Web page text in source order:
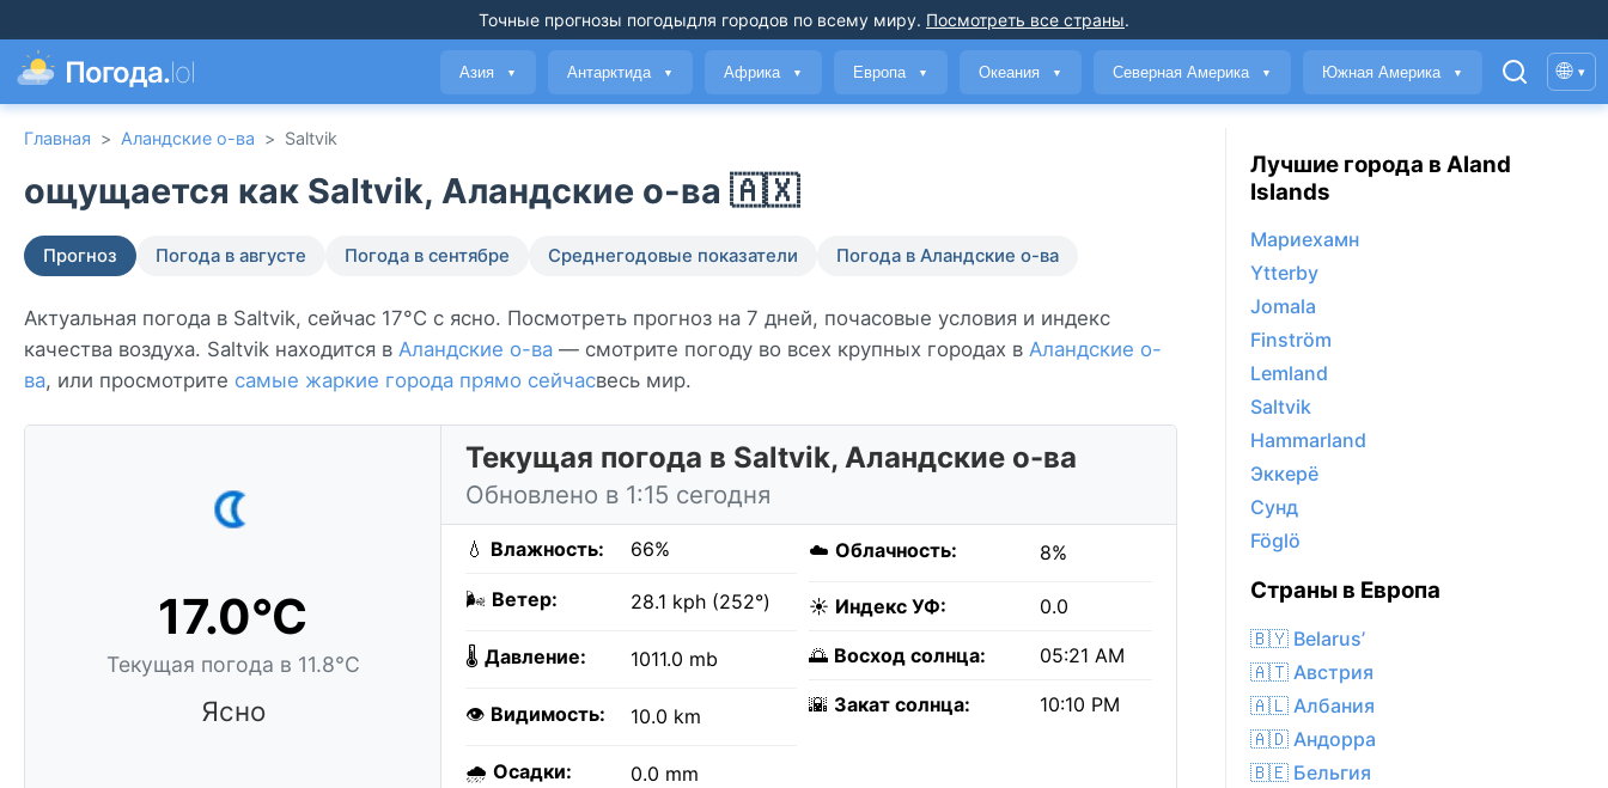
Точные прогнозы погодыдля городов по всему миру. Посмотреть все страны.
Погода.lol Азия ▼ Антарктида ▼ Африка ▼ Европа ▼ Океания ▼ Северная Америка ▼ Южная Америка ▼ 🌐 ▾
Главная > Аландские о-ва > Saltvik
ощущается как Saltvik, Аландские о-ва 🇦🇽
Прогноз Погода в августе Погода в сентябре Среднегодовые показатели Погода в Аландские о-ва
Актуальная погода в Saltvik, сейчас 17°C с ясно. Посмотреть прогноз на 7 дней, почасовые условия и индекс
качества воздуха. Saltvik находится в Аландские о-ва — смотрите погоду во всех крупных городах в Аландские о-
ва, или просмотрите самые жаркие города прямо сейчасвесь мир.
17.0°C
Текущая погода в 11.8°C
Ясно
Текущая погода в Saltvik, Аландские о-ва
Обновлено в 1:15 сегодня
💧 Влажность: 66%
🌬️ Ветер: 28.1 kph (252°)
🌡️ Давление: 1011.0 mb
👁️ Видимость: 10.0 km
🌧️ Осадки: 0.0 mm
☁️ Облачность: 8%
☀️ Индекс УФ: 0.0
🌅 Восход солнца: 05:21 AM
🌇 Закат солнца: 10:10 PM
Лучшие города в Aland
Islands
Мариехамн
Ytterby
Jomala
Finström
Lemland
Saltvik
Hammarland
Эккерё
Сунд
Föglö
Страны в Европа
🇧🇾 Belarus’
🇦🇹 Австрия
🇦🇱 Албания
🇦🇩 Андорра
🇧🇪 Бельгия